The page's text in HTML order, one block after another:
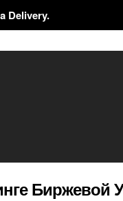
Delivery.
Биржевой